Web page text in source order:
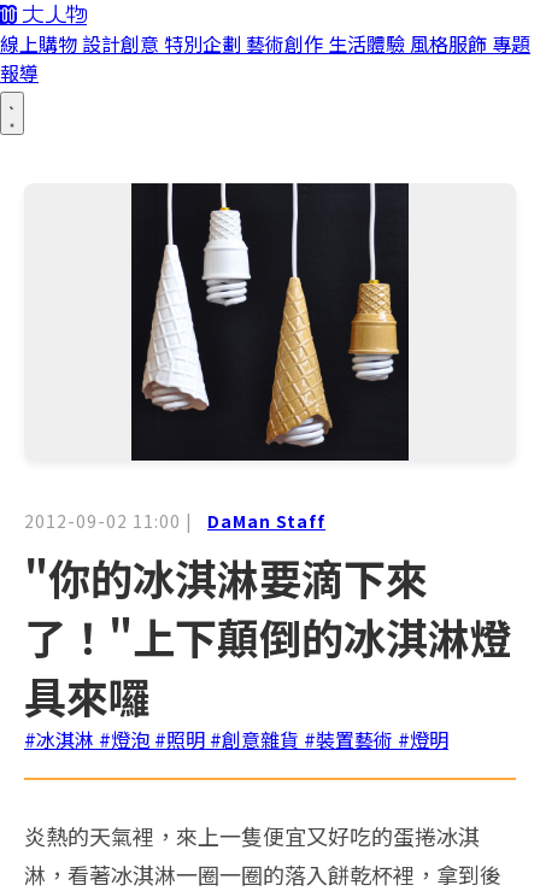
線上購物 設計創意 特別企劃 藝術創作 生活體驗 風格服飾 專題
報導
2012-09-02 11:00 | DaMan Staff
"你的冰淇淋要滴下來
了！"上下顛倒的冰淇淋燈
具來囉
#冰淇淋 #燈泡 #照明 #創意雜貨 #裝置藝術 #燈明
炎熱的天氣裡，來上一隻便宜又好吃的蛋捲冰淇
淋，看著冰淇淋一圈一圈的落入餅乾杯裡，拿到後